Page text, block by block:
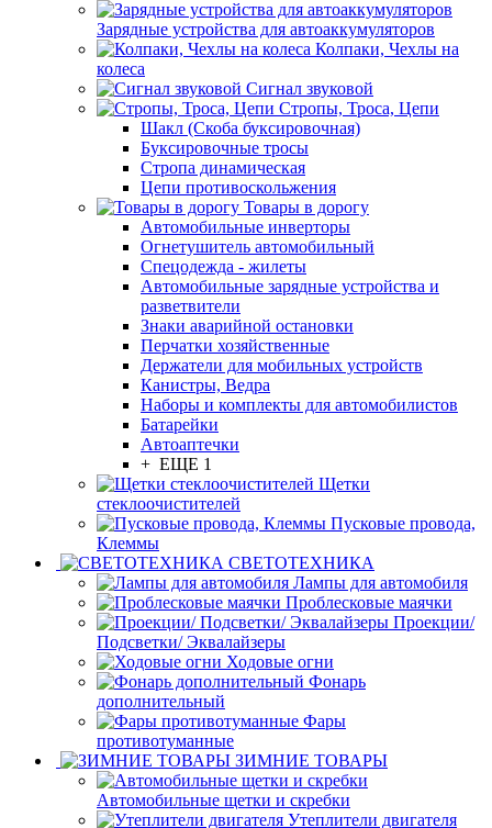
Зарядные устройства для автоаккумуляторов
Колпаки, Чехлы на
колеса
Сигнал звуковой
Стропы, Троса, Цепи
Шакл (Скоба буксировочная)
Буксировочные тросы
Стропа динамическая
Цепи противоскольжения
Товары в дорогу
Автомобильные инверторы
Огнетушитель автомобильный
Спецодежда - жилеты
Автомобильные зарядные устройства и
разветвители
Знаки аварийной остановки
Перчатки хозяйственные
Держатели для мобильных устройств
Канистры, Ведра
Наборы и комплекты для автомобилистов
Батарейки
Автоаптечки
+ ЕЩЕ 1
Щетки
стеклоочистителей
Пусковые провода,
Клеммы
СВЕТОТЕХНИКА
Лампы для автомобиля
Проблесковые маячки
Проекции/
Подсветки/ Эквалайзеры
Ходовые огни
Фонарь
дополнительный
Фары
противотуманные
ЗИМНИЕ ТОВАРЫ
Автомобильные щетки и скребки
Утеплители двигателя